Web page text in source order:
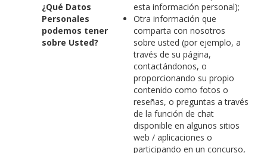
¿Qué Datos
Personales
podemos tener
sobre Usted?
esta información personal);
Otra información que
comparta con nosotros
sobre usted (por ejemplo, a
través de su página,
contactándonos, o
proporcionando su propio
contenido como fotos o
reseñas, o preguntas a través
de la función de chat
disponible en algunos sitios
web / aplicaciones o
participando en un concurso,